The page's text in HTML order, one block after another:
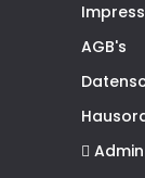
AGB's
Admin